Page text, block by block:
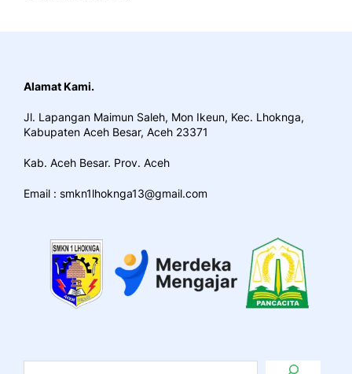
Alamat Kami.
Jl. Lapangan Maimun Saleh, Mon Ikeun, Kec. Lhoknga,
Kabupaten Aceh Besar, Aceh 23371
Kab. Aceh Besar. Prov. Aceh
Email : smkn1lhoknga13@gmail.com